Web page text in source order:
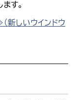
す。
新しいウインドウ